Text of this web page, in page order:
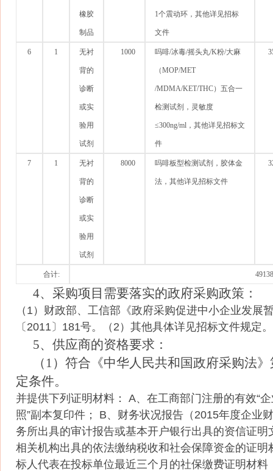
橡胶
制品
1个震动环，其他详见招标
文件
6 1 无衬
背的
诊断
或实
验用
试剂
1000 吗啡/冰毒/摇头丸/K粉/大麻
（MOP/MET
/MDMA/KET/THC）五合一
检测试剂，灵敏度
≤300ng/ml，其他详见招标文
件
7 1 无衬
背的
诊断
或实
验用
试剂
8000 吗啡板型检测试剂，胶体金
法，其他详见招标文件
合计:
4、采购项目需要落实的政府采购政策：
（1）财政部、工信部《政府采购促进中小企业发展
〔2011〕181号。（2）其他具体详见招标文件规定。
5、供应商的资格要求：
（1）符合《中华人民共和国政府采购法
定条件。
并提供下列证明材料： A、在工商部门注册的有效“
照”副本复印件； B、财务状况报告（2015年度企业
务所出具的审计报告或基本开户银行出具的资信证明
相关机构出具的依法缴纳税收和社会保障资金的证明
标人代表在投标单位最近三个月的社保缴费证明材料